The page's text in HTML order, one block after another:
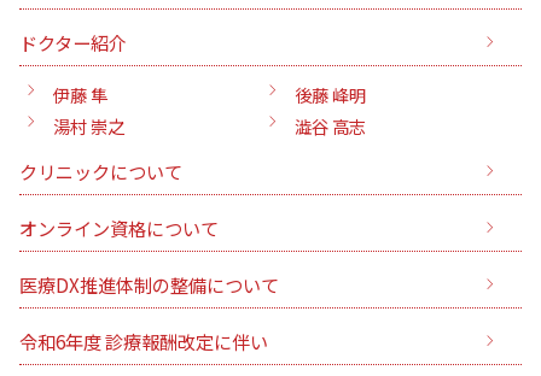
ドクター紹介
伊藤 隼
後藤 峰明
湯村 崇之
澁谷 高志
クリニックについて
オンライン資格について
医療DX推進体制の整備について
令和6年度 診療報酬改定に伴い